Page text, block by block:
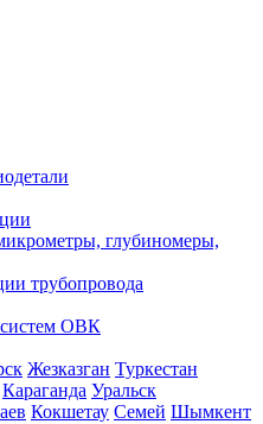
глубиномеры,
трубопровода
систем ОВК
Жезказган Туркестан
Караганда Уральск
Кокшетау Семей Шымкент